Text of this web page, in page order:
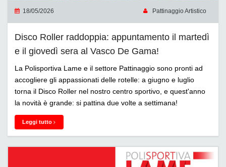
18/05/2026 Pattinaggio Artistico
Disco Roller raddoppia: appuntamento il martedì
e il giovedì sera al Vasco De Gama!
La Polisportiva Lame e il settore Pattinaggio sono pronti ad
accogliere gli appassionati delle rotelle: a giugno e luglio
torna il Disco Roller nel nostro centro sportivo, e quest'anno
la novità è grande: si pattina due volte a settimana!
Leggi tutto